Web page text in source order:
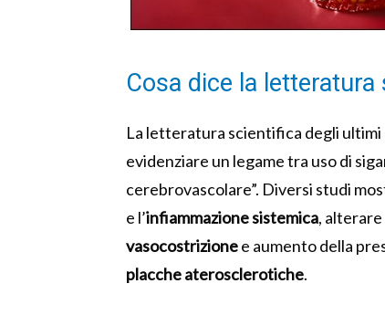
Cosa dice la
La letteratura scientifica degli ultimi
evidenziare un legame tra uso di
cerebrovascolare”. Diversi studi
e l’infiammazione sistemica, alterare
vasocostrizionee aumento della
placche aterosclerotiche.